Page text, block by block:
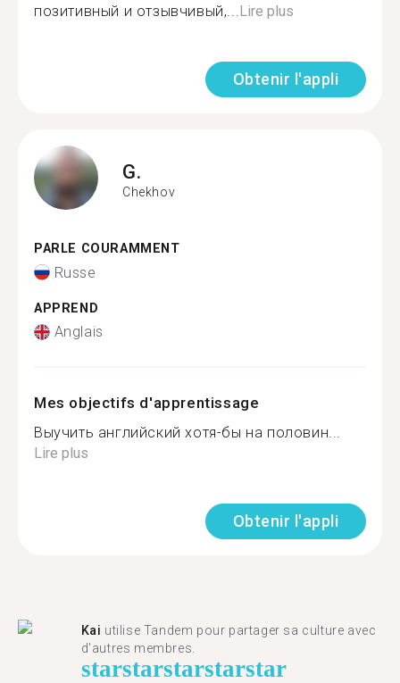
позитивный и отзывчивый,...Lire plus
Obtenir l'appli
G.
Chekhov
PARLE COURAMMENT
Russe
APPREND
Anglais
Mes objectifs d'apprentissage
Выучить английский хотя-бы на половин...
Lire plus
Obtenir l'appli
Kai utilise Tandem pour partager sa culture avec
d'autres membres.
starstarstarstarstar